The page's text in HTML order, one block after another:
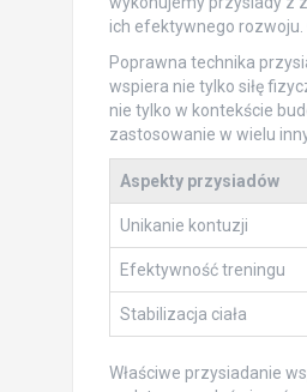
ich efektywnego rozwoju.
Poprawna technika
wspiera nie tylko siłę
nie tylko w kontekście
zastosowanie w wielu
Aspekty przysiadów
Unikanie kontuzji
Efektywność treningu
Stabilizacja ciała
Właściwe przysiadanie